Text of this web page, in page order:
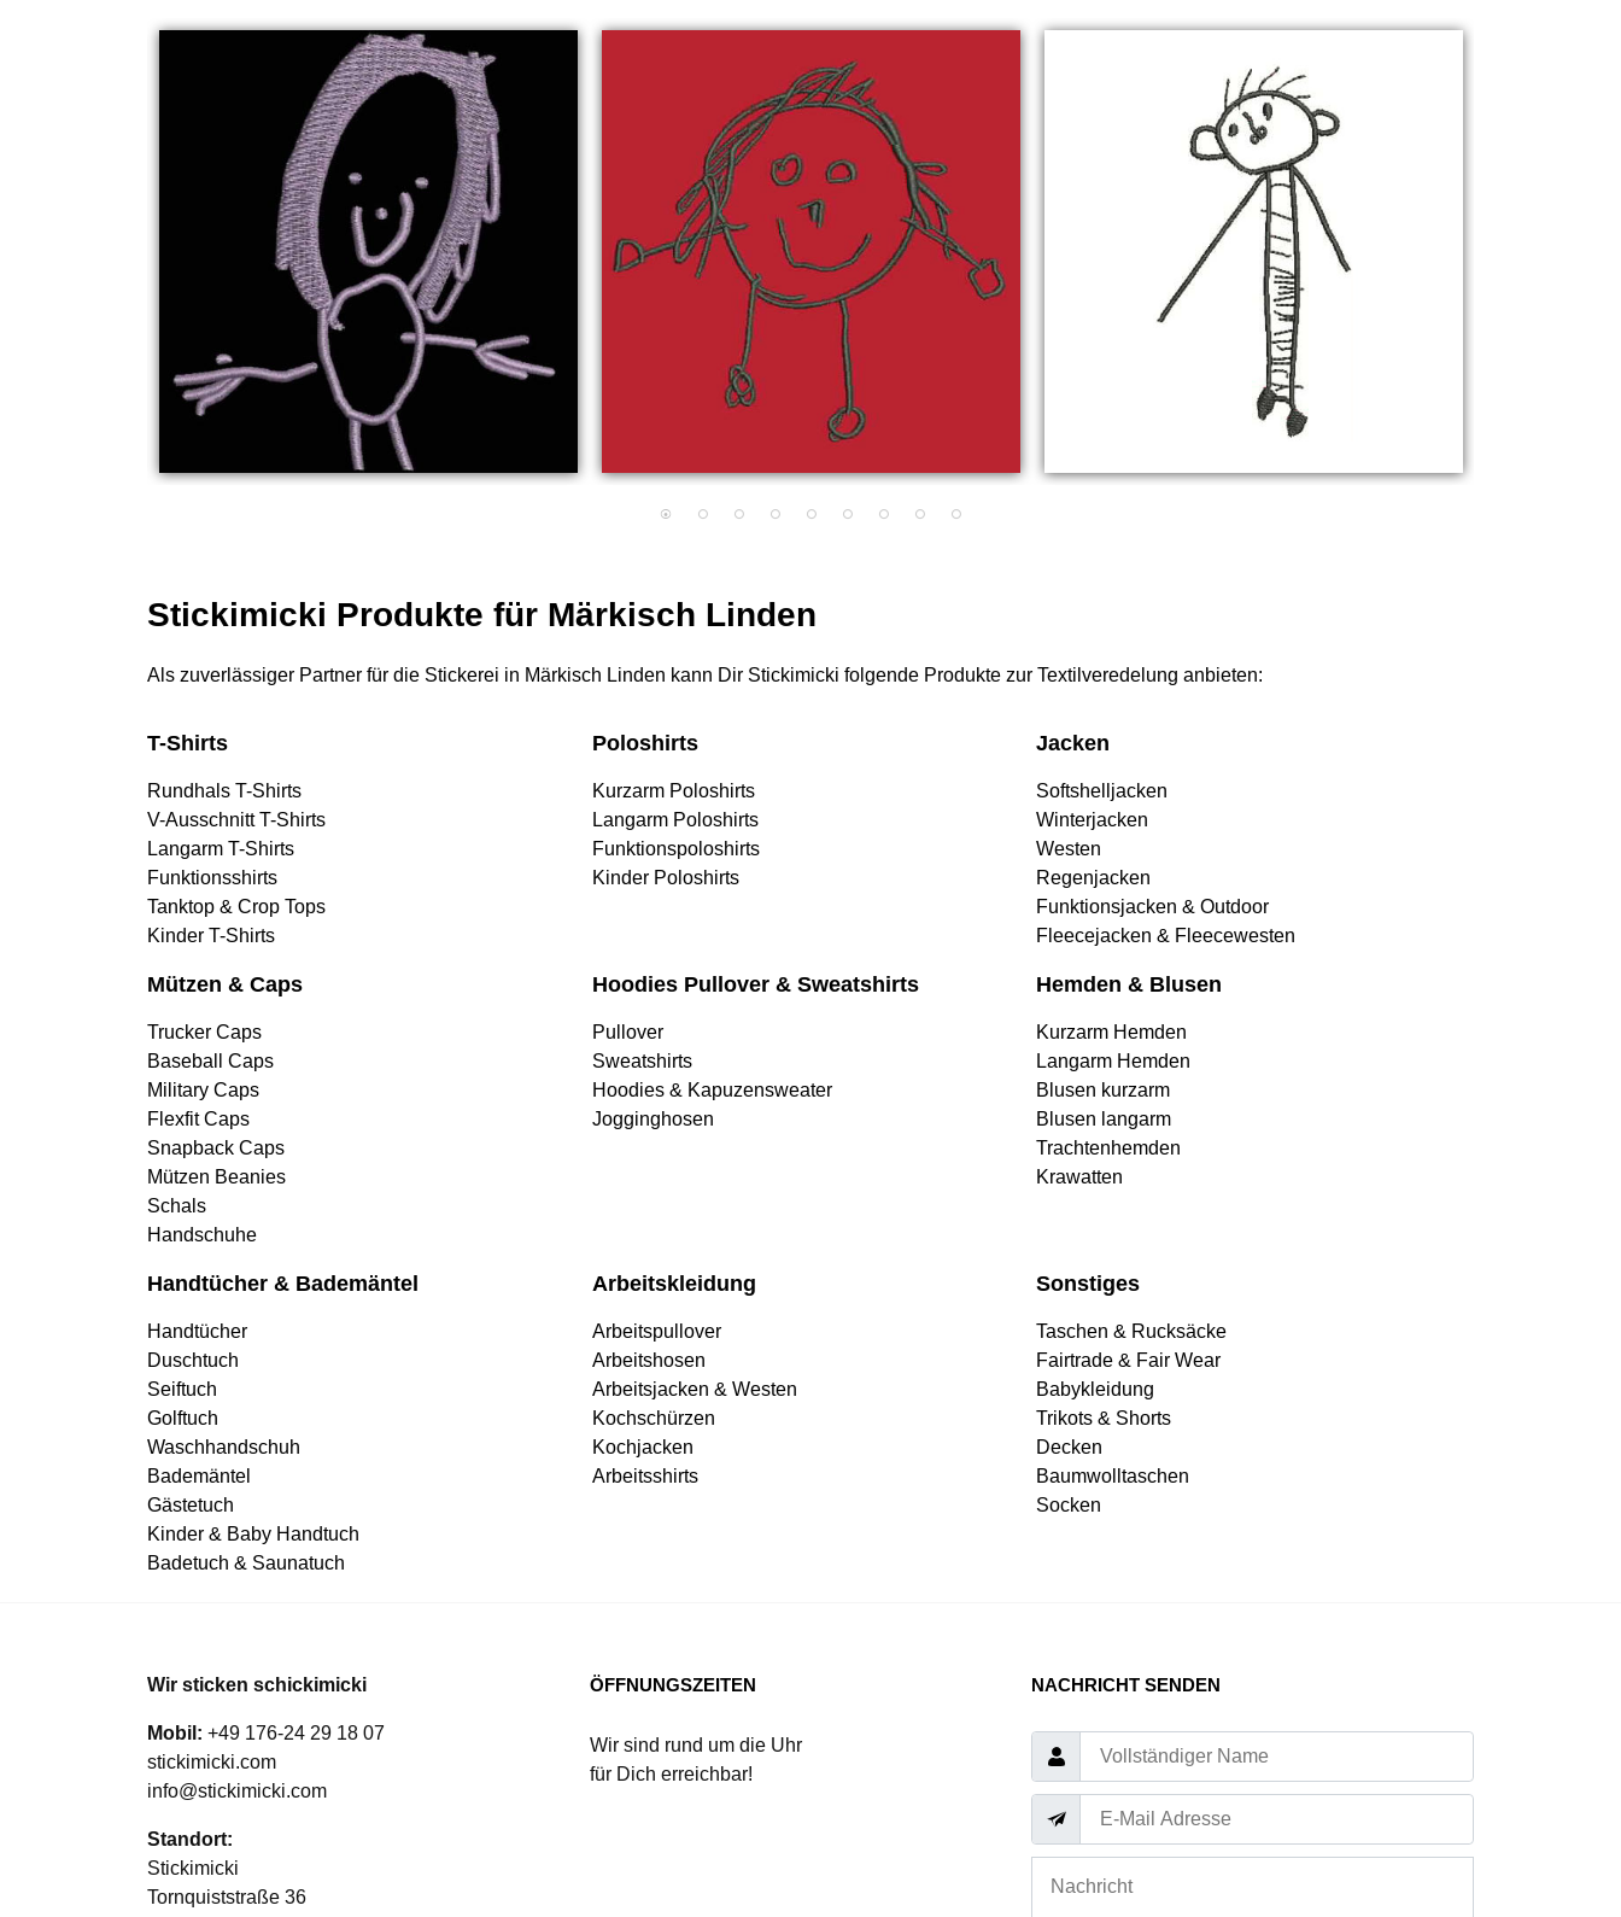
Stickimicki Produkte für Märkisch Linden
Als zuverlässiger Partner für die Stickerei in Märkisch Linden kann Dir Stickimicki folgende Produkte zur Textilveredelung anbieten:
T-Shirts
Rundhals T-Shirts
V-Ausschnitt T-Shirts
Langarm T-Shirts
Funktionsshirts
Tanktop & Crop Tops
Kinder T-Shirts
Poloshirts
Kurzarm Poloshirts
Langarm Poloshirts
Funktionspoloshirts
Kinder Poloshirts
Jacken
Softshelljacken
Winterjacken
Westen
Regenjacken
Funktionsjacken & Outdoor
Fleecejacken & Fleecewesten
Mützen & Caps
Trucker Caps
Baseball Caps
Military Caps
Flexfit Caps
Snapback Caps
Mützen Beanies
Schals
Handschuhe
Hoodies Pullover & Sweatshirts
Pullover
Sweatshirts
Hoodies & Kapuzensweater
Jogginghosen
Hemden & Blusen
Kurzarm Hemden
Langarm Hemden
Blusen kurzarm
Blusen langarm
Trachtenhemden
Krawatten
Handtücher & Bademäntel
Handtücher
Duschtuch
Seiftuch
Golftuch
Waschhandschuh
Bademäntel
Gästetuch
Kinder & Baby Handtuch
Badetuch & Saunatuch
Arbeitskleidung
Arbeitspullover
Arbeitshosen
Arbeitsjacken & Westen
Kochschürzen
Kochjacken
Arbeitsshirts
Sonstiges
Taschen & Rucksäcke
Fairtrade & Fair Wear
Babykleidung
Trikots & Shorts
Decken
Baumwolltaschen
Socken
Wir sticken schickimicki
Mobil: +49 176-24 29 18 07
stickimicki.com
info@stickimicki.com
Standort:
Stickimicki
Tornquiststraße 36
ÖFFNUNGSZEITEN
Wir sind rund um die Uhr
für Dich erreichbar!
NACHRICHT SENDEN